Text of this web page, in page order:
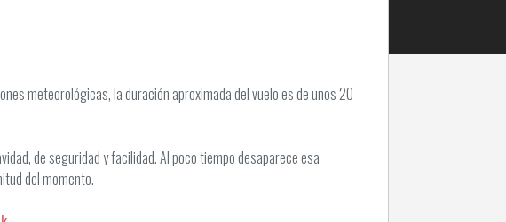
meteorológicas, la duración aproximada del vuelo es de unos 20-
de seguridad y facilidad. Al poco tiempo desaparece esa
del momento.